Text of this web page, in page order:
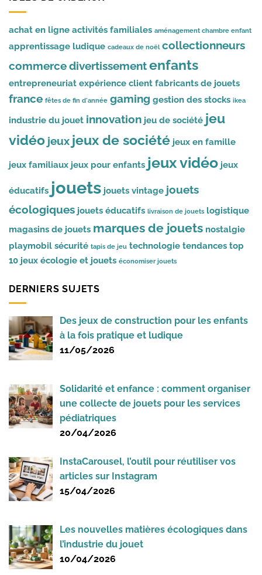
achat en ligne activités familiales aménagement chambre enfant
apprentissage ludique cadeaux de noël collectionneurs
commercedivertissementenfants
entrepreneuriat expérience client fabricants de jouets
france fêtes de fin d'année gaming gestion des stocks ikea
industrie du jouet innovation jeu de société jeu
vidéo jeux jeux de société jeux en famille
jeux familiaux jeux pour enfants jeux vidéo jeux
éducatifs jouets jouets vintage jouets
écologiques jouets éducatifs livraison de jouets logistique
magasins de jouets marques de jouets nostalgie
playmobil sécurité tapis de jeu technologie tendances top
10 jeux écologie et jouets économiser jouets
DERNIERS SUJETS
Des jeux de construction pour les enfants
à la fois pratique et ludique
11/05/2026
Solidarité et enfance : comment organiser
une collecte de jouets pour les services
pédiatriques
20/04/2026
InstaCarousel, l’outil pour réutiliser vos
articles sur Instagram
15/04/2026
Les nouvelles matières écologiques dans
l’industrie du jouet
10/04/2026